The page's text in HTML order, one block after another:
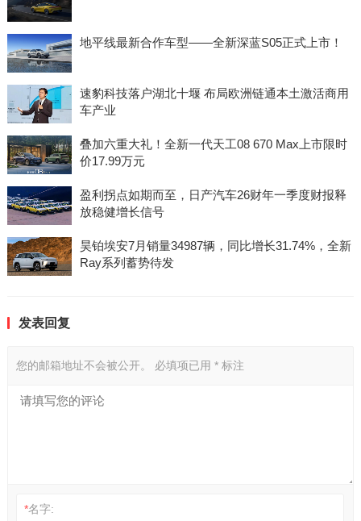
地平线最新合作车型——全新深蓝S05正式上市！
速豹科技落户湖北十堰 布局欧洲链通本土激活商用
车产业
叠加六重大礼！全新一代天工08 670 Max上市限时
价17.99万元
盈利拐点如期而至，日产汽车26财年一季度财报释
放稳健增长信号
昊铂埃安7月销量34987辆，同比增长31.74%，全新
Ray系列蓄势待发
发表回复
您的邮箱地址不会被公开。 必填项已用 *标注
*名字: